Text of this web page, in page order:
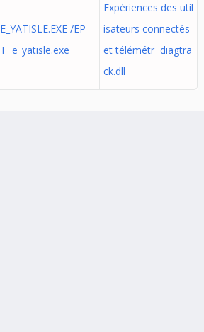
E_YATISLE.EXE /EP
T e_yatisle.exe
Expériences des util
isateurs connectés
et télémétr diagtra
ck.dll